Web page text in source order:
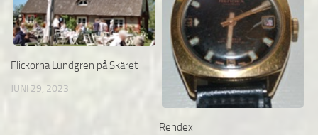
Flickorna Lundgren på Skäret
JUNI 29, 2023
Rendex